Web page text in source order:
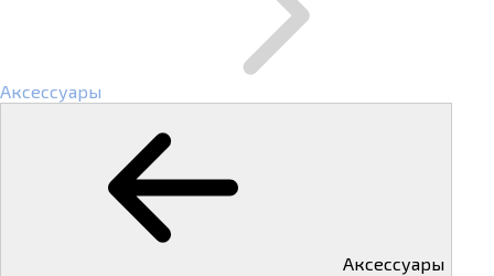
Аксессуары
Аксессуары